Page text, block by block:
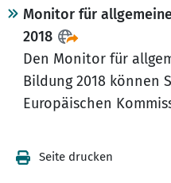
Monitor für
2018
Den Monitor für
Bildung 2018 können
Europäischen
Seite drucken